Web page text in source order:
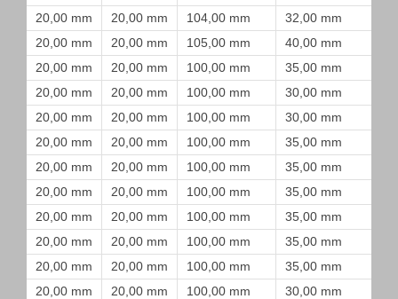
20,00 mm
20,00 mm 104,00 mm
32,00 mm
20,00 mm
20,00 mm 105,00 mm
40,00 mm
20,00 mm
20,00 mm 100,00 mm
35,00 mm
20,00 mm
20,00 mm 100,00 mm
30,00 mm
20,00 mm
20,00 mm 100,00 mm
30,00 mm
20,00 mm
20,00 mm 100,00 mm
35,00 mm
20,00 mm
20,00 mm 100,00 mm
35,00 mm
20,00 mm
20,00 mm 100,00 mm
35,00 mm
20,00 mm
20,00 mm 100,00 mm
35,00 mm
20,00 mm
20,00 mm 100,00 mm
35,00 mm
20,00 mm
20,00 mm 100,00 mm
35,00 mm
20,00 mm
20,00 mm 100,00 mm
30,00 mm